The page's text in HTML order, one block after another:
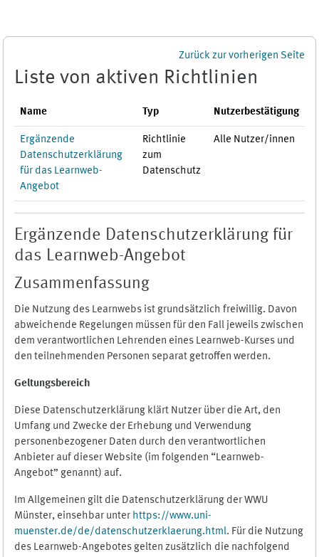
Zurück zur vorherigen Seite
Liste von aktiven Richtlinien
Name Typ Nutzerbestätigung
Ergänzende
Datenschutzerklärung
für das Learnweb-
Angebot
Richtlinie
zum
Datenschutz
Alle Nutzer/innen
Ergänzende Datenschutzerklärung für
das Learnweb-Angebot
Zusammenfassung
Die Nutzung des Learnwebs ist grundsätzlich freiwillig. Davon
abweichende Regelungen müssen für den Fall jeweils zwischen
dem verantwortlichen Lehrenden eines Learnweb-Kurses und
den teilnehmenden Personen separat getroffen werden.
Geltungsbereich
Diese Datenschutzerklärung klärt Nutzer über die Art, den
Umfang und Zwecke der Erhebung und Verwendung
personenbezogener Daten durch den verantwortlichen
Anbieter auf dieser Website (im folgenden “Learnweb-
Angebot” genannt) auf.
Im Allgemeinen gilt die Datenschutzerklärung der WWU
Münster, einsehbar unter https://www.uni-
muenster.de/de/datenschutzerklaerung.html. Für die Nutzung
des Learnweb-Angebotes gelten zusätzlich die nachfolgend